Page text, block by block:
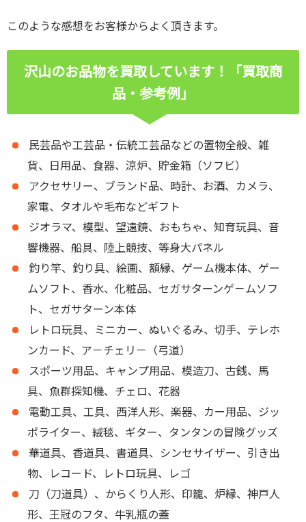
このような感想をお客様からよく頂きます。
沢山のお品物を買取しています！「買取商
品・参考例」
民芸品や工芸品・伝統工芸品などの置物全般、雑
貨、日用品、食器、涼炉、貯金箱（ソフビ）
アクセサリー、ブランド品、時計、お酒、カメラ、
家電、タオルや毛布などギフト
ジオラマ、模型、望遠鏡、おもちゃ、知育玩具、音
響機器、船具、陸上競技、等身大パネル
釣り竿、釣り具、絵画、額縁、ゲーム機本体、ゲー
ムソフト、香水、化粧品、セガサターンゲ－ムソフ
ト、セガサターン本体
レトロ玩具、ミニカー、ぬいぐるみ、切手、テレホ
ンカード、ア－チェリ－（弓道）
スポーツ用品、キャンプ用品、模造刀、古銭、馬
具、魚群探知機、チェロ、花器
電動工具、工具、西洋人形、楽器、カー用品、ジッ
ポライター、絨毯、ギター、タンタンの冒険グッズ
華道具、香道具、書道具、シンセサイザー、引き出
物、レコード、レトロ玩具、レゴ
刀（刀道具）、からくり人形、印籠、炉縁、神戸人
形、王冠のフタ、牛乳瓶の蓋